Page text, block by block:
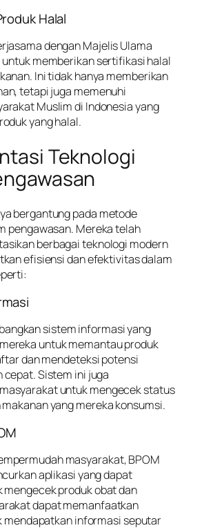
Halal
dengan Majelis Ulama
memberikan sertifikasi halal
Ini tidak hanya memberikan
tetapi juga memenuhi
Muslim di Indonesia yang
yang halal.
Teknologi
bergantung pada metode
pengawasan. Mereka telah
berbagai teknologi modern
efisiensi dan efektivitas dalam
sistem informasi yang
untuk memantau produk
dan mendeteksi potensi
cepat. Sistem ini juga
untuk mengecek status
yang mereka konsumsi.
masyarakat, BPOM
aplikasi yang dapat
mengecek produk obat dan
dapat memanfaatkan
mendapatkan informasi seputar